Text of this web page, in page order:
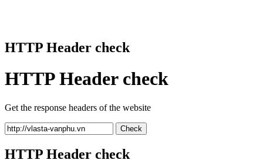
HTTP Header check
HTTP Header check
Get the response headers of the website
Check
HTTP Header check